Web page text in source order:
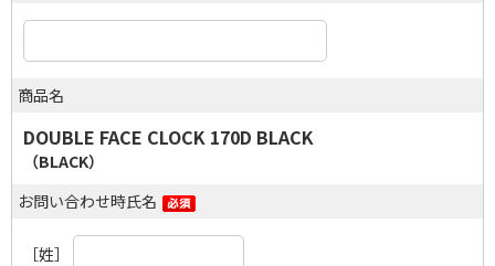
商品名
DOUBLE FACE CLOCK 170D BLACK
（BLACK）
お問い合わせ時氏名
［姓］